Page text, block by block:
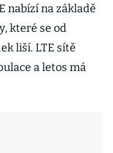
nabízí na základě
které se od
liší. LTE sítě
a letos má